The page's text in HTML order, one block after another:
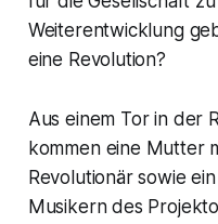
Weiterentwicklung
eine Revolution?
Aus einem Tor in der
kommen eine Mutter
Revolutionär sowie
Musikern des